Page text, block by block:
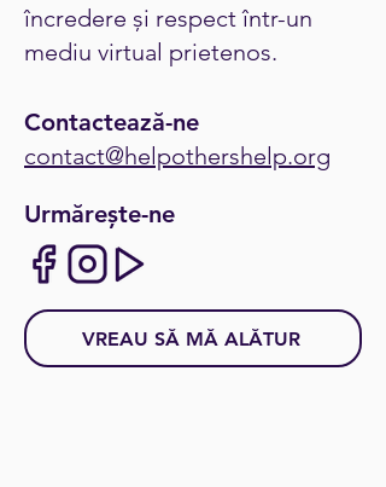
încredere și respect într-un
mediu virtual prietenos.
Contactează-ne
contact@helpothershelp.org
Urmărește-ne
VREAU SĂ MĂ ALĂTUR